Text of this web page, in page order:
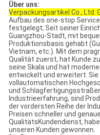
Über uns:
Verpackungsartikel Co., Ltd.
Aufbau des one-stop
festgelegt; Seit seiner
Guangzhou-Stadt, mit
Produktionsbasis gehabt
Vietnam, etc.). Mit dem
Qualität zuerst, hat Kunde
seine Skala und hat
entwickelt und erweitert.
vollautomatischen
und
Industrieerfahrung, sind
der vordersten Reihe der
Preisen schneller und
QualitätsKundendienst,
unseren Kunden gewonnen.